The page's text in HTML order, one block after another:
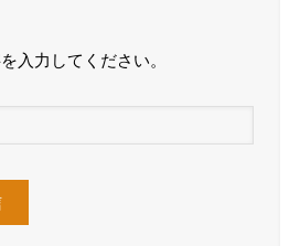
入力してください。